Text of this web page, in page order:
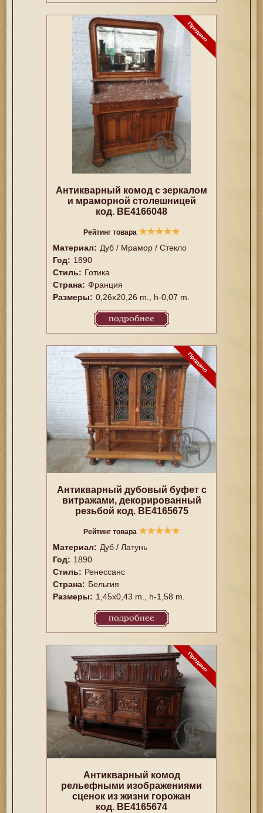
Антикварный комод с зеркалом
и мраморной столешницей
код. BE4166048
Рейтинг товара ★★★★★
Материал: Дуб / Мрамор / Стекло
Год: 1890
Стиль: Готика
Страна: Франция
Размеры: 0,26x20,26 m., h-0,07 m.
подробнее
Антикварный дубовый буфет с
витражами, декорированный
резьбой код. BE4165675
Рейтинг товара ★★★★★
Материал: Дуб / Латунь
Год: 1890
Стиль: Ренессанс
Страна: Бельгия
Размеры: 1,45x0,43 m., h-1,58 m.
подробнее
Антикварный комод
рельефными изображениями
сценок из жизни горожан
код. BE4165674